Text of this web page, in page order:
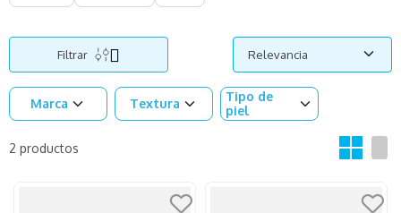
Filtrar Relevancia
Marca Textura
Tipo de
piel
2 productos